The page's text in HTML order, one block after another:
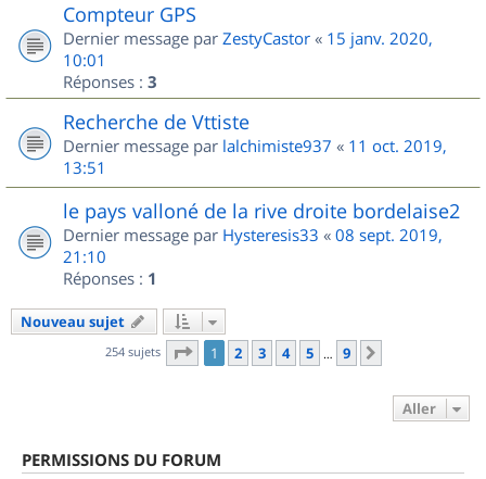
Compteur GPS
Dernier message par ZestyCastor « 15 janv. 2020,
10:01
Réponses : 3
Recherche de Vttiste
Dernier message par lalchimiste937 « 11 oct. 2019,
13:51
le pays valloné de la rive droite bordelaise2
Dernier message par Hysteresis33 « 08 sept. 2019,
21:10
Réponses : 1
Nouveau sujet
254 sujets Page 1sur
1 2 3 4 5 … 9
Aller
PERMISSIONS DU FORUM